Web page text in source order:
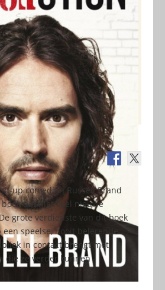
up comedian Russell Brand
dat niet veel nieuwe
grote verdienste van dit boek
speelse, nooit belerende
in contact brengt met
die ze verder kunnen